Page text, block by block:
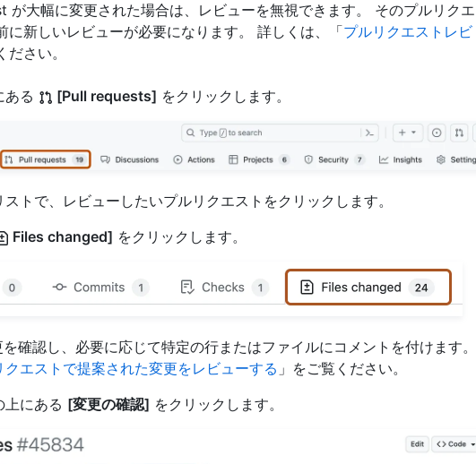
が大幅に変更された場合は、レビューを無視できます。 そのプルリクエ
に新しいレビューが必要になります。 詳しくは、「プルリクエストレビ
ださい。
ある [Pull requests] をクリックします。
トで、レビューしたいプルリクエストをクリックします。
Files changed] をクリックします。
確認し、必要に応じて特定の行またはファイルにコメントを付けます。
クエストで提案された変更をレビューする 」をご覧ください。
上にある [変更の確認] をクリックします。